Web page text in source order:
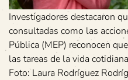
Investigadores destacaron
consultadas como las
Pública (MEP) reconocen
las tareas de la vida
Foto: Laura Rodríguez